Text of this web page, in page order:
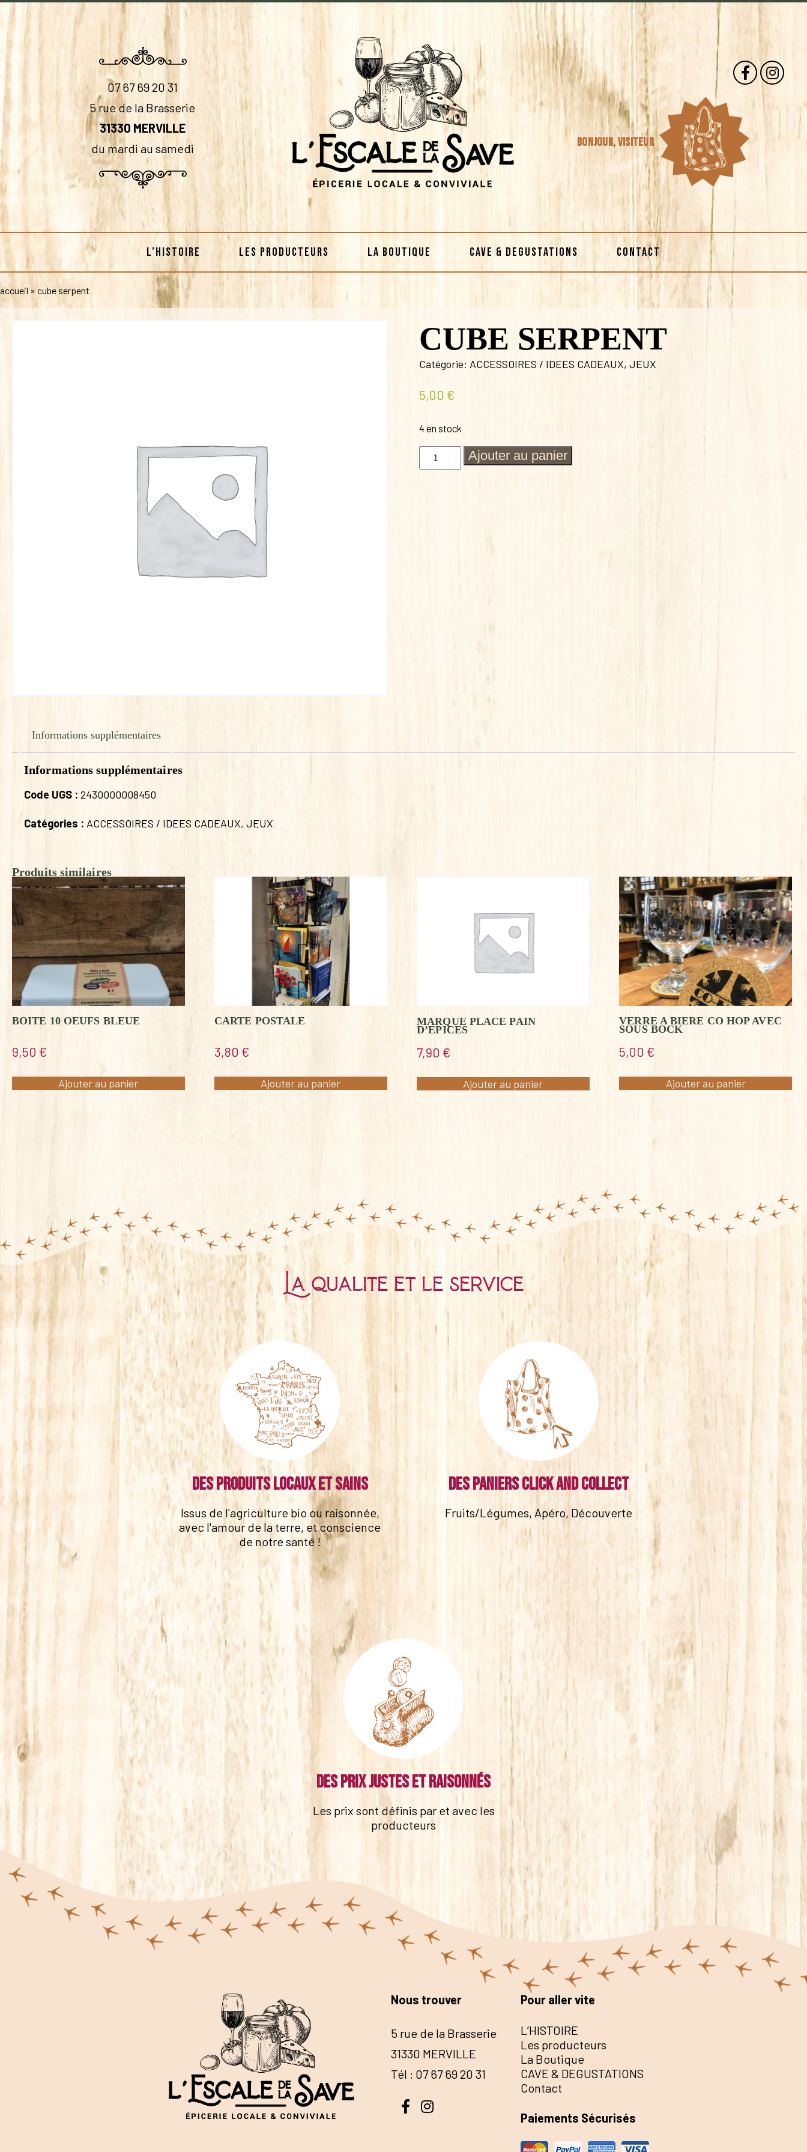
07 67 69 20 31
5 rue de la Brasserie
31330 MERVILLE
du mardi au samedi
Bonjour,visiteur
L’HISTOIRE LES PRODUCTEURS LA BOUTIQUE CAVE & DEGUSTATIONS CONTACT
accueil »cube serpent
CUBE SERPENT
Catégorie: ACCESSOIRES / IDEES CADEAUX,JEUX
5,00 €
4 en stock
quantité
Ajouter au panier
Informations supplémentaires
Informations supplémentaires
Code UGS : 2430000008450
Catégories : ACCESSOIRES / IDEES CADEAUX, JEUX
Produits similaires
BOITE 10 OEUFS BLEUE
9,50 €
Ajouter au panier
CARTE POSTALE
3,80 €
Ajouter au panier
MARQUE PLACE PAIN
D’EPICES
7,90 €
Ajouter au panier
VERRE A BIERE CO HOP AVEC
SOUS BOCK
5,00 €
Ajouter au panier
La qualité et le service
Des produits locaux et sains
Issus de l'agriculture bio ou raisonnée,
avec l'amour de la terre, et conscience
de notre santé !
Des paniers click and collect
Fruits/Légumes, Apéro, Découverte
Des prix justes et raisonnés
Les prix sont définis par et avec les
producteurs
Nous trouver
5 rue de la Brasserie
31330 MERVILLE
Tél : 07 67 69 20 31
Pour aller vite
L’HISTOIRE
Les producteurs
La Boutique
CAVE & DEGUSTATIONS
Contact
Paiements Sécurisés